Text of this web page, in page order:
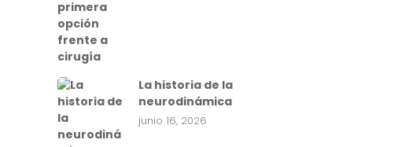
La historia de la
neurodinámica
junio 16, 2026